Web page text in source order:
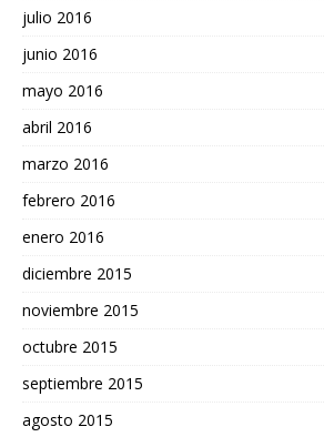
julio 2016
junio 2016
mayo 2016
abril 2016
marzo 2016
febrero 2016
enero 2016
diciembre 2015
noviembre 2015
octubre 2015
septiembre 2015
agosto 2015